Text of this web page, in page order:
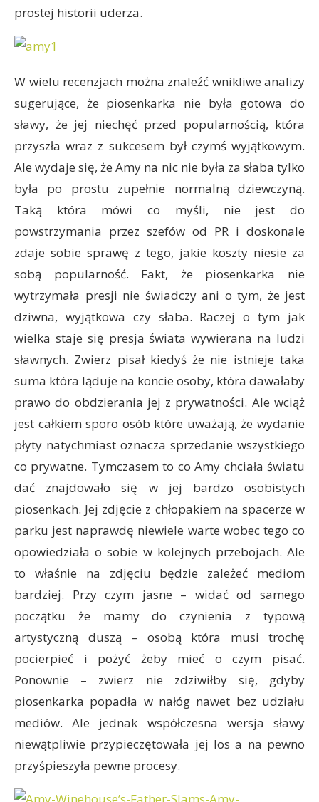
prostej historii uderza.
W wielu recenzjach można znaleźć wnikliwe analizy
sugerujące, że piosenkarka nie była gotowa do
sławy, że jej niechęć przed popularnością, która
przyszła wraz z sukcesem był czymś wyjątkowym.
Ale wydaje się, że Amy na nic nie była za słaba tylko
była po prostu zupełnie normalną dziewczyną.
Taką która mówi co myśli, nie jest do
powstrzymania przez szefów od PR i doskonale
zdaje sobie sprawę z tego, jakie koszty niesie za
sobą popularność. Fakt, że piosenkarka nie
wytrzymała presji nie świadczy ani o tym, że jest
dziwna, wyjątkowa czy słaba. Raczej o tym jak
wielka staje się presja świata wywierana na ludzi
sławnych. Zwierz pisał kiedyś że nie istnieje taka
suma która ląduje na koncie osoby, która dawałaby
prawo do obdzierania jej z prywatności. Ale wciąż
jest całkiem sporo osób które uważają, że wydanie
płyty natychmiast oznacza sprzedanie wszystkiego
co prywatne. Tymczasem to co Amy chciała światu
dać znajdowało się w jej bardzo osobistych
piosenkach. Jej zdjęcie z chłopakiem na spacerze w
parku jest naprawdę niewiele warte wobec tego co
opowiedziała o sobie w kolejnych przebojach. Ale
to właśnie na zdjęciu będzie zależeć mediom
bardziej. Przy czym jasne – widać od samego
początku że mamy do czynienia z typową
artystyczną duszą – osobą która musi trochę
pocierpieć i pożyć żeby mieć o czym pisać.
Ponownie – zwierz nie zdziwiłby się, gdyby
piosenkarka popadła w nałóg nawet bez udziału
mediów. Ale jednak współczesna wersja sławy
niewątpliwie przypieczętowała jej los a na pewno
przyśpieszyła pewne procesy.